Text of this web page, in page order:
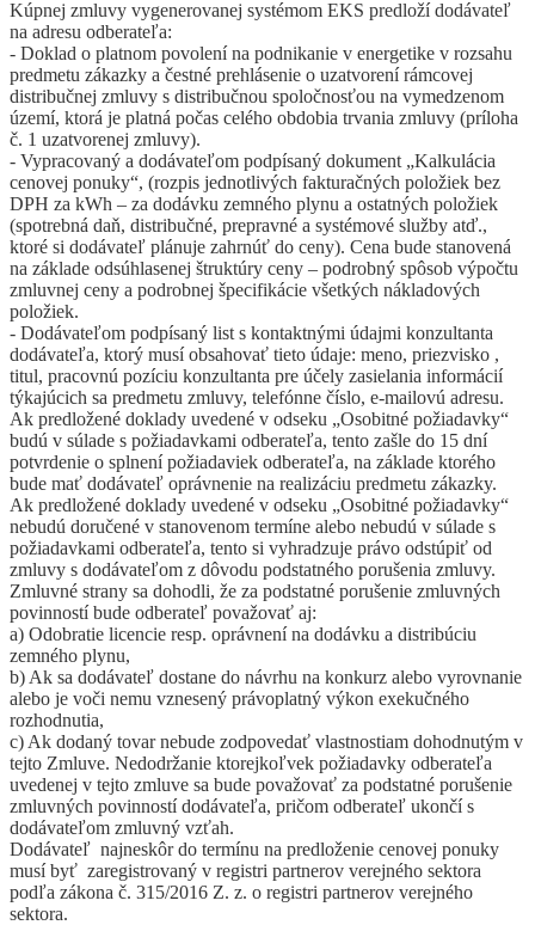
Kúpnej zmluvy vygenerovanej systémom EKS predloží dodávateľ
na adresu odberateľa:
- Doklad o platnom povolení na podnikanie v energetike v rozsahu
predmetu zákazky a čestné prehlásenie o uzatvorení rámcovej
distribučnej zmluvy s distribučnou spoločnosťou na vymedzenom
území, ktorá je platná počas celého obdobia trvania zmluvy (príloha
č. 1 uzatvorenej zmluvy).
- Vypracovaný a dodávateľom podpísaný dokument „Kalkulácia
cenovej ponuky“, (rozpis jednotlivých fakturačných položiek bez
DPH za kWh – za dodávku zemného plynu a ostatných položiek
(spotrebná daň, distribučné, prepravné a systémové služby atď.,
ktoré si dodávateľ plánuje zahrnúť do ceny). Cena bude stanovená
na základe odsúhlasenej štruktúry ceny – podrobný spôsob výpočtu
zmluvnej ceny a podrobnej špecifikácie všetkých nákladových
položiek.
- Dodávateľom podpísaný list s kontaktnými údajmi konzultanta
dodávateľa, ktorý musí obsahovať tieto údaje: meno, priezvisko ,
titul, pracovnú pozíciu konzultanta pre účely zasielania informácií
týkajúcich sa predmetu zmluvy, telefónne číslo, e-mailovú adresu.
Ak predložené doklady uvedené v odseku „Osobitné požiadavky“
budú v súlade s požiadavkami odberateľa, tento zašle do 15 dní
potvrdenie o splnení požiadaviek odberateľa, na základe ktorého
bude mať dodávateľ oprávnenie na realizáciu predmetu zákazky.
Ak predložené doklady uvedené v odseku „Osobitné požiadavky“
nebudú doručené v stanovenom termíne alebo nebudú v súlade s
požiadavkami odberateľa, tento si vyhradzuje právo odstúpiť od
zmluvy s dodávateľom z dôvodu podstatného porušenia zmluvy.
Zmluvné strany sa dohodli, že za podstatné porušenie zmluvných
povinností bude odberateľ považovať aj:
a) Odobratie licencie resp. oprávnení na dodávku a distribúciu
zemného plynu,
b) Ak sa dodávateľ dostane do návrhu na konkurz alebo vyrovnanie
alebo je voči nemu vznesený právoplatný výkon exekučného
rozhodnutia,
c) Ak dodaný tovar nebude zodpovedať vlastnostiam dohodnutým v
tejto Zmluve. Nedodržanie ktorejkoľvek požiadavky odberateľa
uvedenej v tejto zmluve sa bude považovať za podstatné porušenie
zmluvných povinností dodávateľa, pričom odberateľ ukončí s
dodávateľom zmluvný vzťah.
Dodávateľ najneskôr do termínu na predloženie cenovej ponuky
musí byť zaregistrovaný v registri partnerov verejného sektora
podľa zákona č. 315/2016 Z. z. o registri partnerov verejného
sektora.